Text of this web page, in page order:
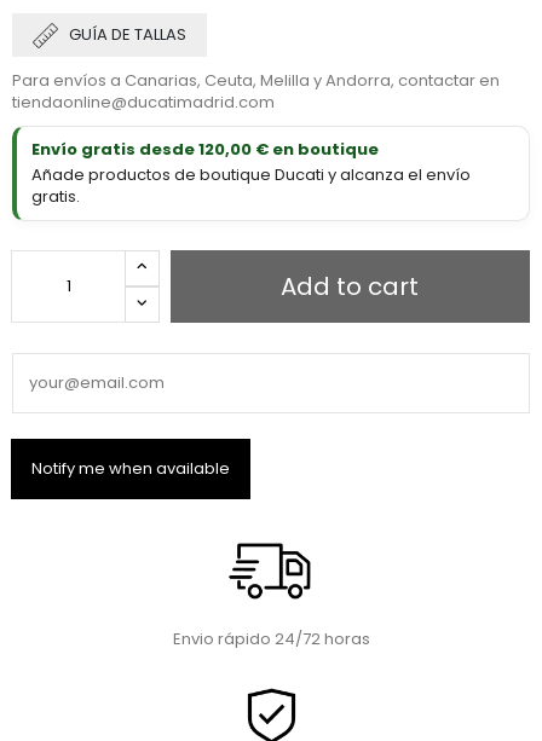
GUÍA DE TALLAS
Para envíos a Canarias, Ceuta, Melilla y Andorra, contactar en
tiendaonline@ducatimadrid.com
Envío gratis desde 120,00 € en boutique
Añade productos de boutique Ducati y alcanza el envío
gratis.
Add to cart
Envio rápido 24/72 horas